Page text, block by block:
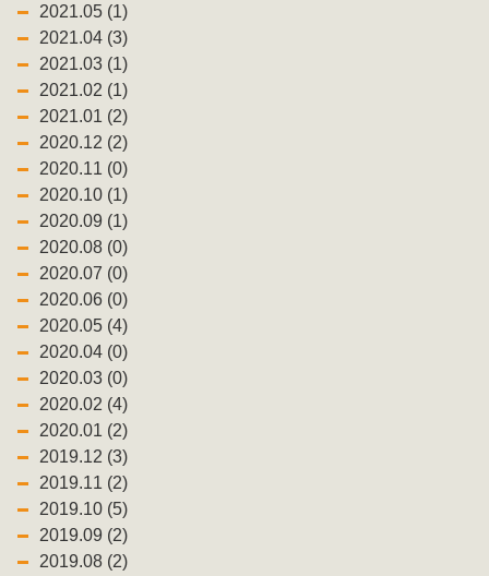
2021.05 (1)
2021.04 (3)
2021.03 (1)
2021.02 (1)
2021.01 (2)
2020.12 (2)
2020.11 (0)
2020.10 (1)
2020.09 (1)
2020.08 (0)
2020.07 (0)
2020.06 (0)
2020.05 (4)
2020.04 (0)
2020.03 (0)
2020.02 (4)
2020.01 (2)
2019.12 (3)
2019.11 (2)
2019.10 (5)
2019.09 (2)
2019.08 (2)